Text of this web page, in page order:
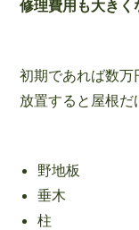
修理費用も大きく
初期であれば数万
放置すると屋根だ
野地板
垂木
柱